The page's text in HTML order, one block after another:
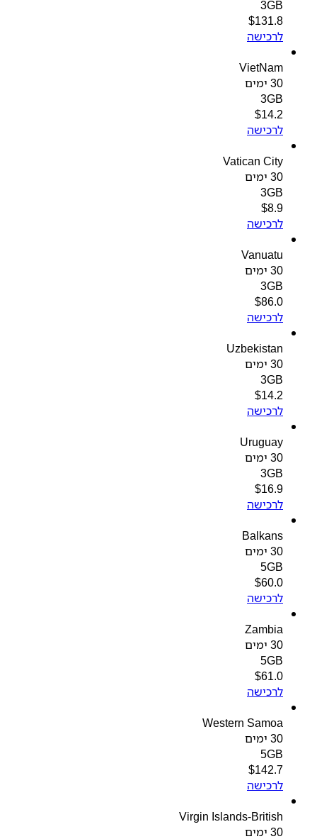
3GB
$131.8
לרכישה
VietNam
3GB
$14.2
לרכישה
Vatican City
3GB
$
לרכישה
Vanuatu
3GB
$86.0
לרכישה
Uzbekistan
3GB
$14.2
לרכישה
Uruguay
3GB
$16.9
לרכישה
Balkans
5GB
$60.0
לרכישה
Zambia
5GB
$61.0
לרכישה
Western Samoa
5GB
$142.7
לרכישה
Virgin Islands-British